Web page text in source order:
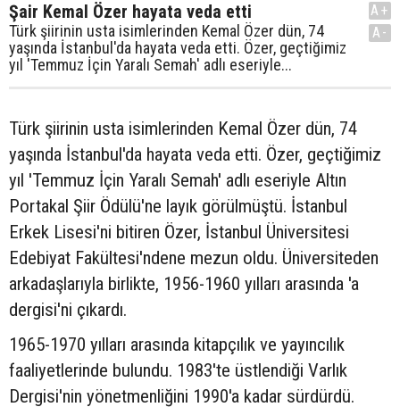
Şair Kemal Özer hayata veda etti
Türk şiirinin usta isimlerinden Kemal Özer dün, 74
yaşında İstanbul'da hayata veda etti. Özer, geçtiğimiz
yıl 'Temmuz İçin Yaralı Semah' adlı eseriyle...
A+
A-
Türk şiirinin usta isimlerinden Kemal Özer dün, 74
yaşında İstanbul'da hayata veda etti. Özer, geçtiğimiz
yıl 'Temmuz İçin Yaralı Semah' adlı eseriyle Altın
Portakal Şiir Ödülü'ne layık görülmüştü. İstanbul
Erkek Lisesi'ni bitiren Özer, İstanbul Üniversitesi
Edebiyat Fakültesi'ndene mezun oldu. Üniversiteden
arkadaşlarıyla birlikte, 1956-1960 yılları arasında 'a
dergisi'ni çıkardı.
1965-1970 yılları arasında kitapçılık ve yayıncılık
faaliyetlerinde bulundu. 1983'te üstlendiği Varlık
Dergisi'nin yönetmenliğini 1990'a kadar sürdürdü.